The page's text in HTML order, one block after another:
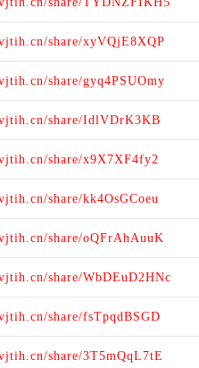
share/xyVQjE8XQP
share/gyq4PSUOmy
share/IdlVDrK3KB
share/x9X7XF4fy2
share/kk4OsGCoeu
share/oQFrAhAuuK
share/WbDEuD2HNc
share/fsTpqdBSGD
share/3T5mQqL7tE